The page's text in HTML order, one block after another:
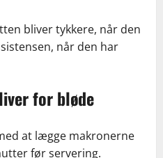
bliver tykkere, når den
når den har
for bløde
at lægge makronerne
før servering.